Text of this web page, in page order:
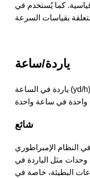
كما يُستخدم في
ياردة/ساعة
ياردة في الساعة (yd/h) هي وحدة قياس سرعة تمثل المسافة
شائع
النظام الإمبراطوري
وحدات مثل الياردة في
البطيئة، خاصة في